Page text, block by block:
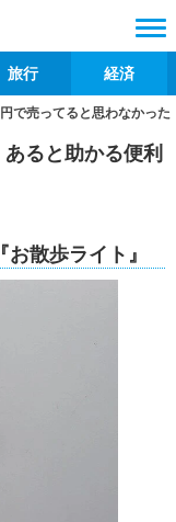
旅行 経済
で売ってると思わなかった
ると助かる便利
散歩ライト』